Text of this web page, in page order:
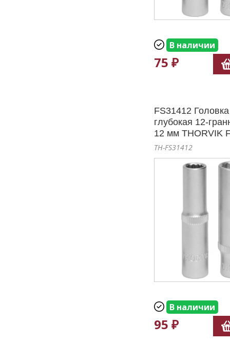
В наличии
75 ₽
FS31412
глубокая 12-
12 мм THORVIK
TH-FS31412
В наличии
95 ₽